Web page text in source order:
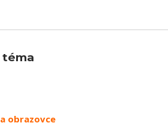
téma
obrazovce